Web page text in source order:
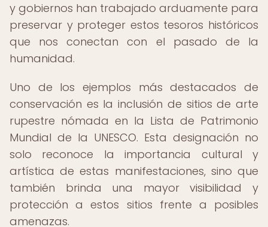
y gobiernos han trabajado arduamente para
preservar y proteger estos tesoros históricos
que nos conectan con el pasado de la
humanidad.
Uno de los ejemplos más destacados de
conservación es la inclusión de sitios de arte
rupestre nómada en la Lista de Patrimonio
Mundial de la UNESCO. Esta designación no
solo reconoce la importancia cultural y
artística de estas manifestaciones, sino que
también brinda una mayor visibilidad y
protección a estos sitios frente a posibles
amenazas.